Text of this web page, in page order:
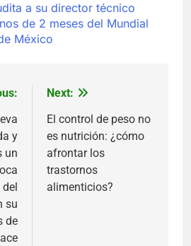
a su director técnico
de 2 meses del Mundial
México
y
un
su
de
Next:
El control de peso no
es nutrición: ¿cómo
afrontar los
trastornos
alimenticios?